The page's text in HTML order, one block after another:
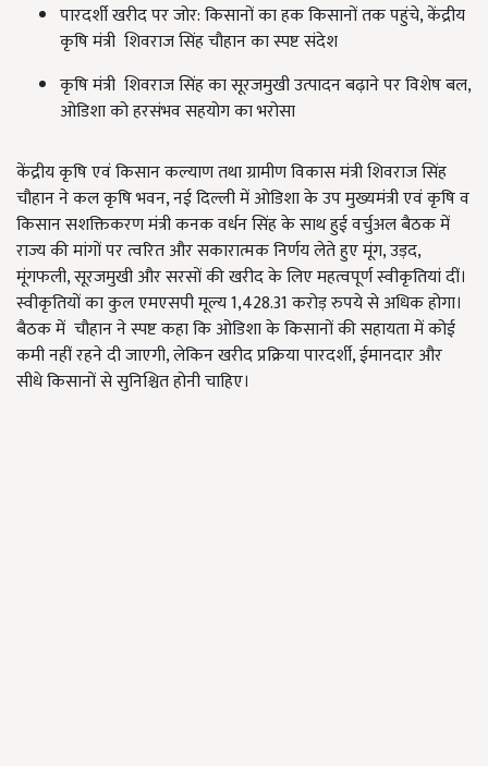
पारदर्शी खरीद पर जोर: किसानों का हक किसानों तक पहुंचे, केंद्रीय
कृषि मंत्री शिवराज सिंह चौहान का स्पष्ट संदेश
कृषि मंत्री शिवराज सिंह का सूरजमुखी उत्पादन बढ़ाने पर विशेष बल,
ओडिशा को हरसंभव सहयोग का भरोसा
केंद्रीय कृषि एवं किसान कल्याण तथा ग्रामीण विकास मंत्री शिवराज सिंह
चौहान ने कल कृषि भवन, नई दिल्ली में ओडिशा के उप मुख्यमंत्री एवं कृषि व
किसान सशक्तिकरण मंत्री कनक वर्धन सिंह के साथ हुई वर्चुअल बैठक में
राज्य की मांगों पर त्वरित और सकारात्मक निर्णय लेते हुए मूंग, उड़द,
मूंगफली, सूरजमुखी और सरसों की खरीद के लिए महत्वपूर्ण स्वीकृतियां दीं।
स्वीकृतियों का कुल एमएसपी मूल्य 1,428.31 करोड़ रुपये से अधिक होगा।
बैठक में चौहान ने स्पष्ट कहा कि ओडिशा के किसानों की सहायता में कोई
कमी नहीं रहने दी जाएगी, लेकिन खरीद प्रक्रिया पारदर्शी, ईमानदार और
सीधे किसानों से सुनिश्चित होनी चाहिए।